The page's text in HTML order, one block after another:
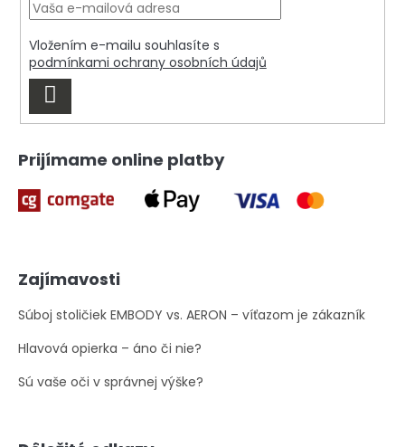
Vložením e-mailu souhlasíte s
podmínkami ochrany osobních údajů
SA
Prijímame online platby
Zajímavosti
Súboj stoličiek EMBODY vs. AERON – víťazom je zákazník
Hlavová opierka – áno či nie?
Sú vaše oči v správnej výške?